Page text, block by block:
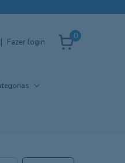
| Fazer login
0